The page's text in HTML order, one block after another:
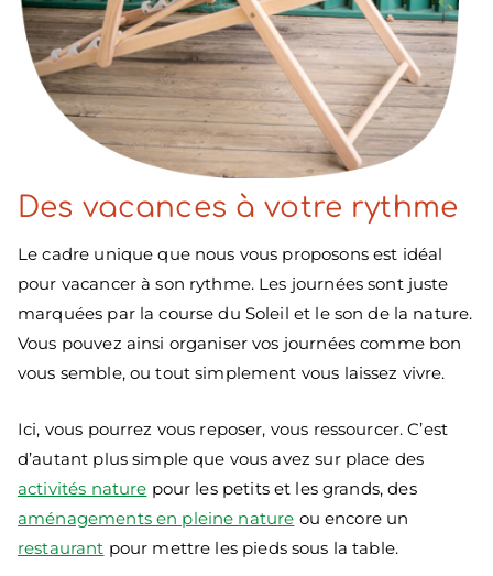
Des vacances à votre rythme
Le cadre unique que nous vous proposons est idéal
pour vacancer à son rythme. Les journées sont juste
marquées par la course du Soleil et le son de la nature.
Vous pouvez ainsi organiser vos journées comme bon
vous semble, ou tout simplement vous laissez vivre.
Ici, vous pourrez vous reposer, vous ressourcer. C’est
d’autant plus simple que vous avez sur place des
activités nature pour les petits et les grands, des
aménagements en pleine nature ou encore un
restaurant pour mettre les pieds sous la table.